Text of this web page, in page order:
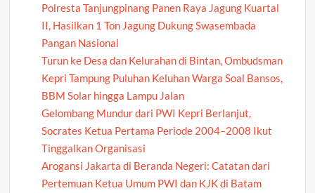
Polresta Tanjungpinang Panen Raya Jagung Kuartal
II, Hasilkan 1 Ton Jagung Dukung Swasembada
Pangan Nasional
Turun ke Desa dan Kelurahan di Bintan, Ombudsman
Kepri Tampung Puluhan Keluhan Warga Soal Bansos,
BBM Solar hingga Lampu Jalan
Gelombang Mundur dari PWI Kepri Berlanjut,
Socrates Ketua Pertama Periode 2004–2008 Ikut
Tinggalkan Organisasi
Arogansi Jakarta di Beranda Negeri: Catatan dari
Pertemuan Ketua Umum PWI dan KJK di Batam